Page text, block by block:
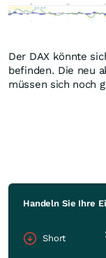
Der DAX könnte
befinden. Die neu
müssen sich noch
Handeln Sie Ihre
Short